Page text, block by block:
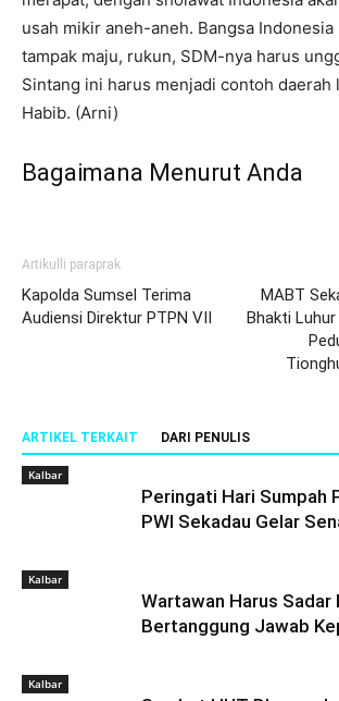
usah mikir aneh-aneh. Bangsa
tampak maju, rukun, SDM-nya harus
Sintang ini harus menjadi contoh daerah
Habib. (Arni)
Bagaimana Menurut Anda
Artikulli paraprak
Kapolda Sumsel Terima
Audiensi Direktur PTPN VII
MABT
Bhakti
ARTIKEL TERKAIT DARI PENULIS
Kalbar
Peringati Hari Sumpah
PWI Sekadau Gelar
Kalbar
Wartawan Harus Sadar
Bertanggung Jawab
Kalbar